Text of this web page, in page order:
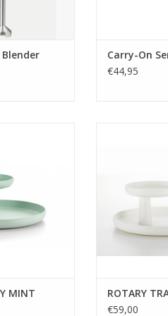
PANIER
AJOUTER
Carry-On
€44,95
tourne
x B30cm
MINT
ROTARY
€59,00